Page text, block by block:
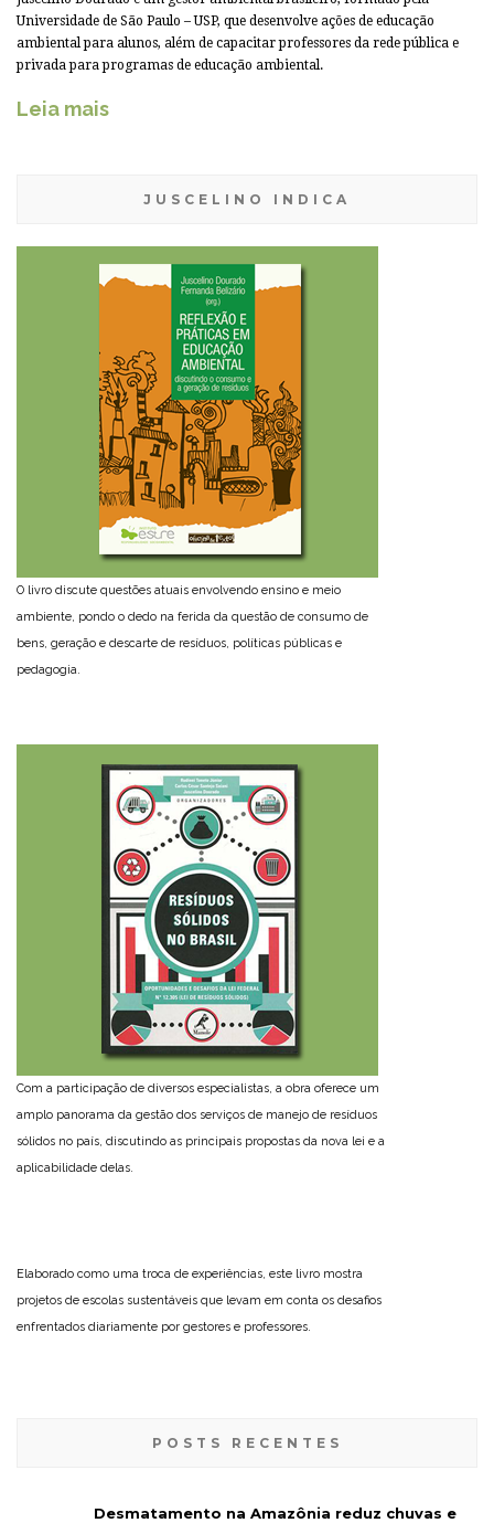
Universidade de São Paulo – USP, que desenvolve ações de educação
ambiental para alunos, além de capacitar professores da rede pública e
privada para programas de educação ambiental.
Leia mais
JUSCELINO INDICA
O livro discute questões atuais envolvendo ensino e meio
ambiente, pondo o dedo na ferida da questão de consumo de
bens, geração e descarte de resíduos, políticas públicas e
pedagogia.
Com a participação de diversos especialistas, a obra oferece um
amplo panorama da gestão dos serviços de manejo de resíduos
sólidos no país, discutindo as principais propostas da nova lei e a
aplicabilidade delas.
Elaborado como uma troca de experiências, este livro mostra
projetos de escolas sustentáveis que levam em conta os desafios
enfrentados diariamente por gestores e professores.
POSTS RECENTES
Desmatamento na Amazônia reduz chuvas e